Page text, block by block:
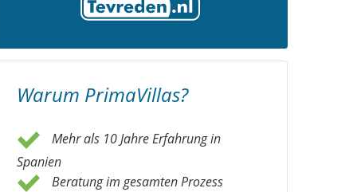
Warum PrimaVillas?
Mehr als 10 Jahre Erfahrung in
Spanien
Beratung im gesamten Prozess